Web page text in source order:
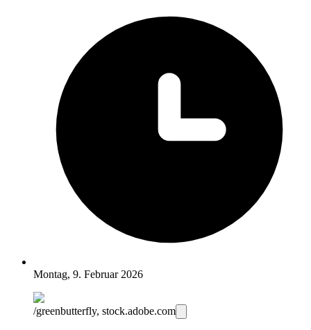
Montag, 9. Februar 2026
/greenbutterfly, stock.adobe.com